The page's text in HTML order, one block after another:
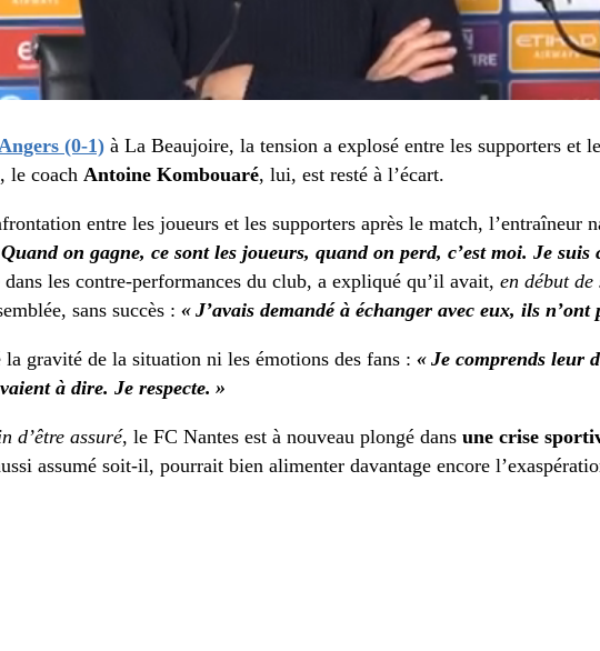
(0-1) à La Beaujoire, la tension a explosé entre les supporters et
le coach Antoine Kombouaré, lui, est resté à l’écart.
entre les joueurs et les supporters après le match, l’entraîneur
on gagne, ce sont les joueurs, quand on perd, c’est moi. Je suis
les contre-performances du club, a expliqué qu’il avait, en début de
sans succès : « J’avais demandé à échanger avec eux, ils n’ont
gravité de la situation ni les émotions des fans : « Je comprends leur
à dire. Je respecte. »
d’être assuré, le FC Nantes est à nouveau plongé dans une crise
assumé soit-il, pourrait bien alimenter davantage encore